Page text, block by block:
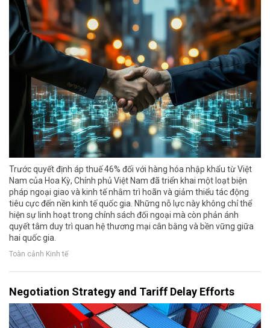
Trước quyết định áp thuế 46% đối với hàng hóa nhập khẩu từ Việt
Nam của Hoa Kỳ, Chính phủ Việt Nam đã triển khai một loạt biện
pháp ngoại giao và kinh tế nhằm trì hoãn và giảm thiểu tác động
tiêu cực đến nền kinh tế quốc gia. Những nỗ lực này không chỉ thể
hiện sự linh hoạt trong chính sách đối ngoại mà còn phản ánh
quyết tâm duy trì quan hệ thương mại cân bằng và bền vững giữa
hai quốc gia.
Toàn cảnh Kinh tế
Negotiation Strategy and Tariff Delay Efforts